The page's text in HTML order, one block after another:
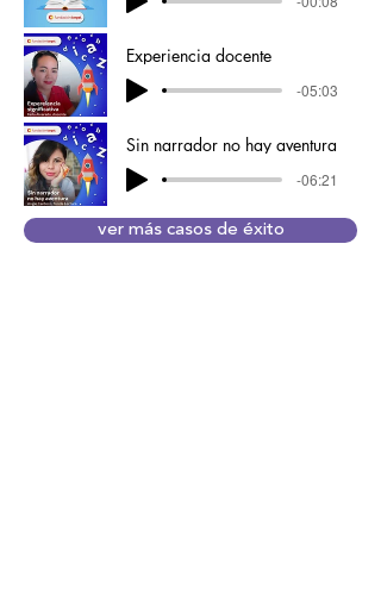
Experiencia docente
-05:03
Sin narrador no hay aventura
-06:21
ver más casos de éxito